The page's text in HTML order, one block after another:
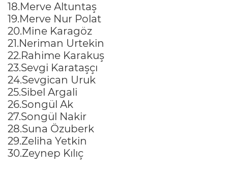
18.Merve Altuntaş
19.Merve Nur Polat
20.Mine Karagöz
21.Neriman Urtekin
22.Rahime Karakuş
23.Sevgi Karataşçı
24.Sevgican Uruk
25.Sibel Argali
26.Songül Ak
27.Songül Nakir
28.Suna Özuberk
29.Zeliha Yetkin
30.Zeynep Kılıç